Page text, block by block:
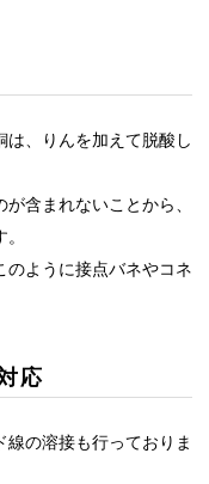
は、りんを加えて脱酸し
含まれないことから、
のように接点バネやコネ
応
の溶接も行っておりま